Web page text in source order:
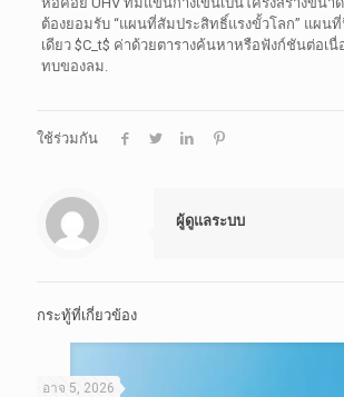
ต้องยอมรับ “แผนที่สัมประสิทธิ์แรงขั้วโลก” แผ
เดียว $C_t$ ค่าด้วยตารางค้นหาหรือฟังก์ชันต่อเนื่
ทบของลม.
ใช้ร่วมกัน
ผู้ดูแลระบบ
กระทู้ที่เกี่ยวข้อง
อาจ 5, 2026